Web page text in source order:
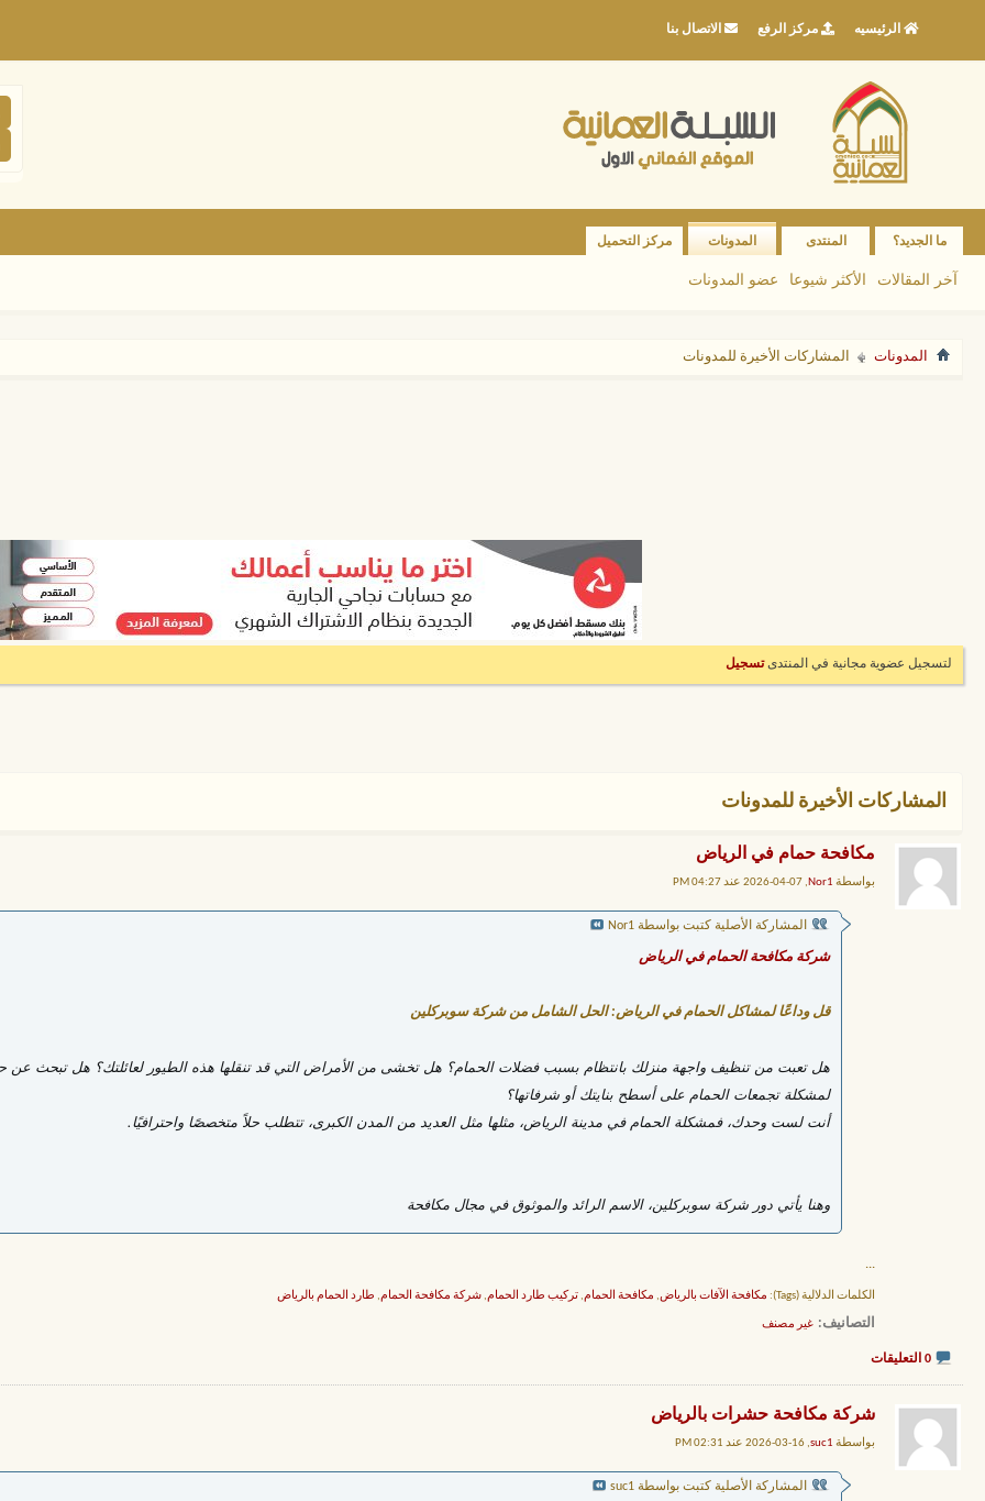
الرئيسيه مركز الرفع الاتصال بنا
ما الجديد؟ المنتدى المدونات
آخر المقالات الأكثر شيوعا عضو المدونات
مركز التحميل
المدونات المشاركات الأخيرة للمدونات
لتسجيل عضوية مجانية في المنتدىتسجيل
المشاركات الأخيرة للمدونات
مكافحة حمام في الرياض
بواسطة Nor1, 07-04-2026 عند 04:27 PM
المشاركة الأصلية كتبت بواسطة Nor1
شركة مكافحة الحمام في الرياض
قل وداعًا لمشاكل الحمام في الرياض: الحل الشامل من شركة سوبركلين
هل تعبت من تنظيف واجهة منزلك بانتظام بسبب فضلات الحمام؟ هل تخشى من الأمراض التي قد تنقلها هذه الطيور لعائلتك؟ هل تبحث عن
لمشكلة تجمعات الحمام على أسطح بنايتك أو شرفاتها؟
أنت لست وحدك، فمشكلة الحمام في مدينة الرياض، مثلها مثل العديد من المدن الكبرى، تتطلب حلاً متخصصًا واحترافيًا.
وهنا يأتي دور شركة سوبركلين، الاسم الرائد والموثوق في مجال مكافحة
...
الكلمات الدلالية (Tags): مكافحة الآفات بالرياض, مكافحة الحمام, تركيب طارد الحمام, شركة مكافحة الحمام, طارد الحمام بالرياض
التصانيف غير مصنف
0 التعليقات
شركة مكافحة حشرات بالرياض
بواسطة suc1, 16-03-2026 عند 02:31 PM
المشاركة الأصلية كتبت بواسطة suc1